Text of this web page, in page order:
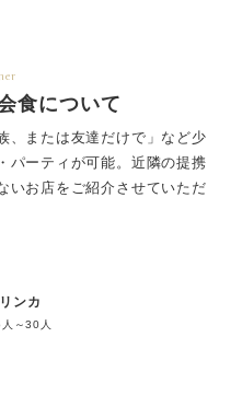
食について
、または友達だけで」など少
パーティが可能。 近隣の提携
いお店をご紹介させていただ
ンカ
～30人